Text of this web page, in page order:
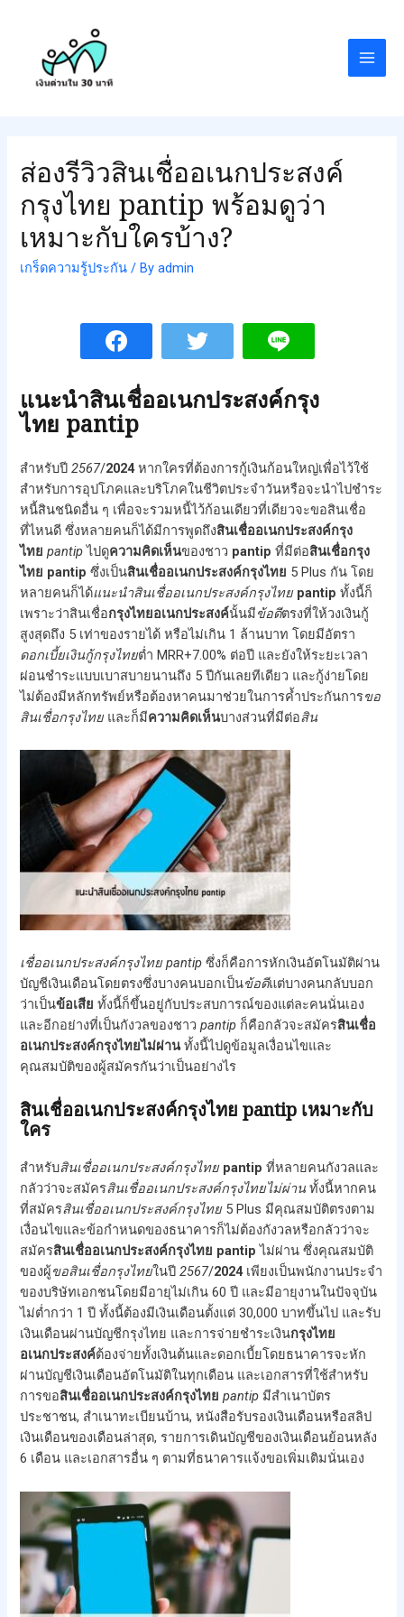
ส่องรีวิวสินเชื่ออเนกประสงค์
กรุงไทย pantip พร้อมดูว่า
เหมาะกับใครบ้าง?
เกร็ดความรู้ประกัน / Byadmin
แนะนำสินเชื่ออเนกประสงค์กรุง
ไทย pantip
สำหรับปี2567/2024หากใครที่ต้องการกู้เงินก้อนใหญ่เพื่อไว้ใช้
สำหรับการอุปโภคและบริโภคในชีวิตประจำวันหรือจะนำไปชำระ
หนี้สินชนิดอื่น ๆ เพื่อจะรวมหนี้ไว้ก้อนเดียวที่เดียวจะขอสินเชื่อ
ที่ไหนดี ซึ่งหลายคนก็ได้มีการพูดถึงสินเชื่ออเนกประสงค์กรุง
ไทย pantipไปดูความคิดเห็นของชาว pantip ที่มีต่อสินเชื่อกรุง
ไทย pantip ซึ่งเป็นสินเชื่ออเนกประสงค์กรุงไทย 5 Plus กัน โดย
หลายคนก็ได้แนะนำสินเชื่ออเนกประสงค์กรุงไทย pantip ทั้งนี้ก็
เพราะว่าสินเชื่อกรุงไทยอเนกประสงค์นั้นมีข้อดีตรงที่ให้วงเงินกู้
สูงสุดถึง 5 เท่าของรายได้ หรือไม่เกิน 1 ล้านบาท โดยมีอัตรา
ดอกเบี้ยเงินกู้กรุงไทยต่ำ MRR+7.00% ต่อปี และยังให้ระยะเวลา
ผ่อนชำระแบบเบาสบายนานถึง 5 ปีกันเลยทีเดียว และกู้ง่ายโดย
ไม่ต้องมีหลักทรัพย์หรือต้องหาคนมาช่วยในการค้ำประกันการขอ
สินเชื่อกรุงไทยและก็มีความคิดเห็นบางส่วนที่มีต่อสิน
เชื่ออเนกประสงค์กรุงไทย pantip ซึ่งก็คือการหักเงินอัตโนมัติผ่าน
บัญชีเงินเดือนโดยตรงซึ่งบางคนบอกเป็นข้อดีแต่บางคนกลับบอก
ว่าเป็นข้อเสีย ทั้งนี้ก็ขึ้นอยู่กับประสบการณ์ของแต่ละคนนั่นเอง
และอีกอย่างที่เป็นกังวลของชาวpantip ก็คือกลัวจะสมัครสินเชื่อ
อเนกประสงค์กรุงไทยไม่ผ่านทั้งนี้ไปดูข้อมูลเงื่อนไขและ
คุณสมบัติของผู้สมัครกันว่าเป็นอย่างไร
สินเชื่ออเนกประสงค์กรุงไทย pantip เหมาะกับ
ใคร
สำหรับสินเชื่ออเนกประสงค์กรุงไทย pantip ที่หลายคนกังวลและ
กลัวว่าจะสมัครสินเชื่ออเนกประสงค์กรุงไทยไม่ผ่าน ทั้งนี้หากคน
ที่สมัครสินเชื่ออเนกประสงค์กรุงไทย5 Plus มีคุณสมบัติตรงตาม
เงื่อนไขและข้อกำหนดของธนาคารก็ไม่ต้องกังวลหรือกลัวว่าจะ
สมัครสินเชื่ออเนกประสงค์กรุงไทย pantip ไม่ผ่าน ซึ่งคุณสมบัติ
ของผู้ขอสินเชื่อกรุงไทยในปี2567/2024เพียงเป็นพนักงานประจำ
ของบริษัทเอกชนโดยมีอายุไม่เกิน 60 ปี และมีอายุงานในปัจจุบัน
ไม่ต่ำกว่า 1 ปี ทั้งนี้ต้องมีเงินเดือนตั้งแต่ 30,000 บาทขึ้นไป และรับ
เงินเดือนผ่านบัญชีกรุงไทย และการจ่ายชำระเงินกรุงไทย
อเนกประสงค์ต้องจ่ายทั้งเงินต้นและดอกเบี้ยโดยธนาคารจะหัก
ผ่านบัญชีเงินเดือนอัตโนมัติในทุกเดือน และเอกสารที่ใช้สำหรับ
การขอสินเชื่ออเนกประสงค์กรุงไทย pantip มีสำเนาบัตร
ประชาชน, สำเนาทะเบียนบ้าน, หนังสือรับรองเงินเดือนหรือสลิป
เงินเดือนของเดือนล่าสุด, รายการเดินบัญชีของเงินเดือนย้อนหลัง
6 เดือน และเอกสารอื่น ๆ ตามที่ธนาคารแจ้งขอเพิ่มเติมนั่นเอง